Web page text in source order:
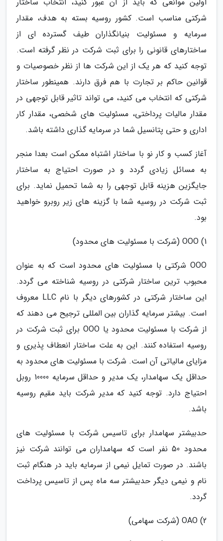
شرکتی مناسب است. کشور روسیه بسته به هدف، مقدار
سرمایه و مسئولیت بنیانگذاران طیف گسترده ای از
ساختارهای قانونی را برای ثبت شرکت در نظر گرفته است.
توجه کنید که هر یک از این شرکت ها از نظر خصوصیات و
قوانین حاکم بر تجارت با هم فرق دارند. همینطور ساختار
شرکتی که انتخاب می کنید، می تواند تاثیر قابل توجهی در
مقدار مالیات پرداختی، مسئولیت های شخصی، مقدار کار
اداری و حتی پتانسیل شما در سرمایه گذاری داشته باشد.
آغاز کسب و کار نو با ساختار اشتباه ممکن است بعدا منجر
به مسائل زیادی گردد و در صورت احتیاج به ساختار
جایگزین هزینه قابل توجهی را به شما تحمیل نماید. برای
ثبت شرکت در روسیه شما با گزینه های زیر روبرو خواهید
بود.
1) OOO (شرکت با مسئولیت های محدود)
OOO شرکتی با مسئولیت های محدود است که به عنوان
محبوب ترین ساختار شرکتی در روسیه شناخته می گردد.
این ساختار شرکتی در کشورهای دیگر با نام LLC معروف
است. بیشتر سرمایه گذاران بین المللی ترجیح می دهند که
از شرکت با مسئولیت محدود یا OOO برای ثبت شرکت در
روسیه استفاده کنند. این به علت ساختار انعطاف پذیری و
مزایای مالیاتی آن است. شرکت با مسئولیت های محدود به
حداقل یک سهامدار، یک مدیر و حداقل سرمایه 10000 روبل
احتیاج دارد. توجه کنید که مدیر شرکت باید مقیم روسیه
باشد.
حدبیشتر سهامدار برای تاسیس شرکت با مسئولیت های
محدود 50 نفر است که سهامداران می توانند شرکت نیز
باشند. در صورت تمایل نیمی از سرمایه باید در هنگام ثبت
نام و نیمی دیگر حدبیشتر سه ماه پس از تاسیس پرداخت
گردد.
2) OAO (شرکت سهامی)